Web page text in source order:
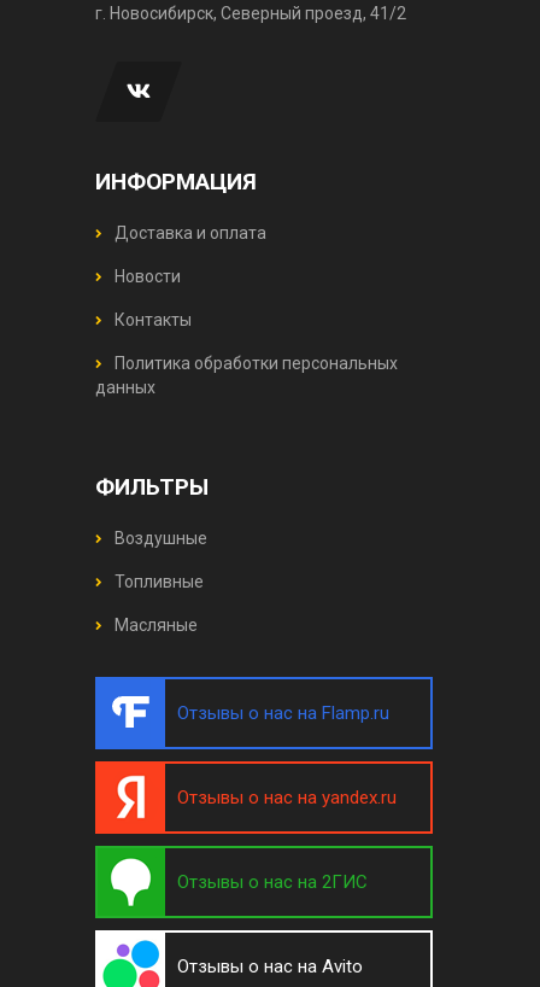
г. Новосибирск, Северный проезд, 41/2
ИНФОРМАЦИЯ
Доставка и оплата
Новости
Контакты
Политика обработки персональных
данных
ФИЛЬТРЫ
Воздушные
Топливные
Масляные
Отзывы о нас на Flamp.ru
Отзывы о нас на yandex.ru
Отзывы о нас на 2ГИС
Отзывы о нас на Avito